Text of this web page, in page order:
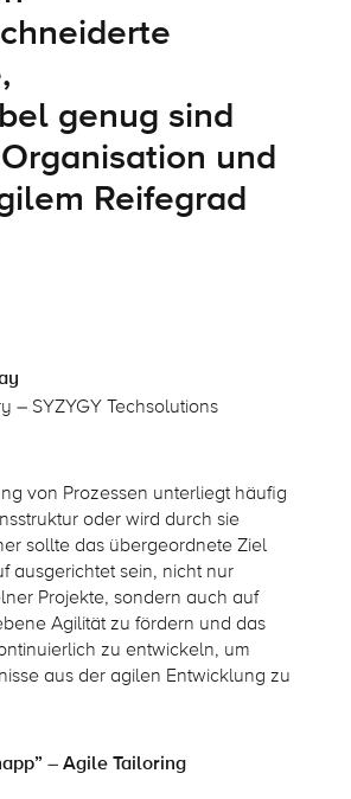
genug sind
und
Reifegrad
– SYZYGY Techsolutions
von Prozessen unterliegt häufig
oder wird durch sie
sollte das übergeordnete Ziel
ausgerichtet sein, nicht nur
Projekte, sondern auch auf
Agilität zu fördern und das
zu entwickeln, um
aus der agilen Entwicklung zu
– Agile Tailoring